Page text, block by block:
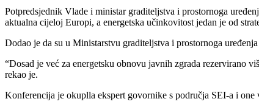
Potpredsjednik Vlade i ministar graditeljstva i prostornoga
aktualna cijeloj Europi, a energetska učinkovitost jedan je od
Dodao je da su u Ministarstvu graditeljstva i prostornoga
“Dosad je već za energetsku obnovu javnih zgrada rezervirano
rekao je.
Konferencija je okuplla ekspert govornike s područja SEI-a i one